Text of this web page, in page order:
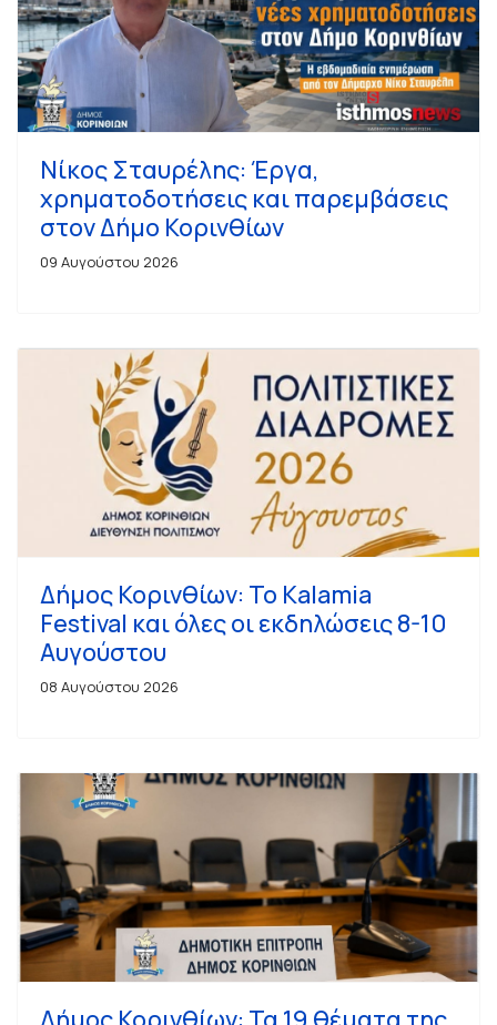
Νίκος Σταυρέλης: Έργα,
χρηματοδοτήσεις και παρεμβάσεις
στον Δήμο Κορινθίων
09 Αυγούστου 2026
Δήμος Κορινθίων: Το Kalamia
Festival και όλες οι εκδηλώσεις 8-10
Αυγούστου
08 Αυγούστου 2026